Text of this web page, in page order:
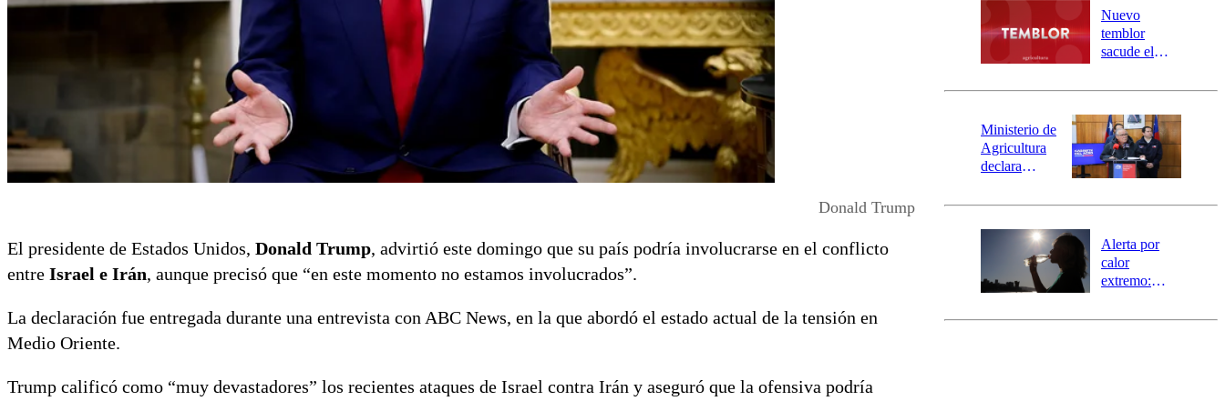
Donald Trump
El presidente de Estados Unidos, Donald Trump, advirtió este domingo que su país podría involucrarse en el conflicto
entre Israel e Irán, aunque precisó que “en este momento no estamos involucrados”.
La declaración fue entregada durante una entrevista con ABC News, en la que abordó el estado actual de la tensión en
Medio Oriente.
Trump calificó como “muy devastadores” los recientes ataques de Israel contra Irán y aseguró que la ofensiva podría
río Damas:
activa
mensajería
SAE
Nuevo
temblor
sacude el
revisa la
epicentro
Ministerio de
Agricultura
declara
agrícola para
Alerta por
calor
extremo:
activa Alerta